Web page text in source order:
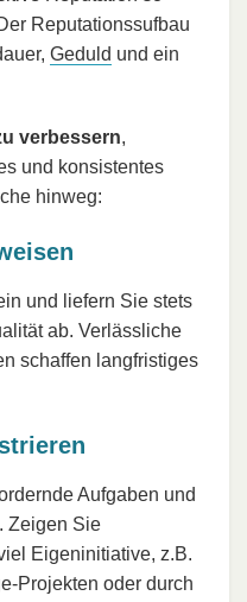
Reputationssufbau
Geduld und ein
verbessern,
und konsistentes
hinweg:
und liefern Sie stets
ab. Verlässliche
schaffen langfristiges
Aufgaben und
Zeigen Sie
Eigeninitiative, z.B.
Projekten oder durch